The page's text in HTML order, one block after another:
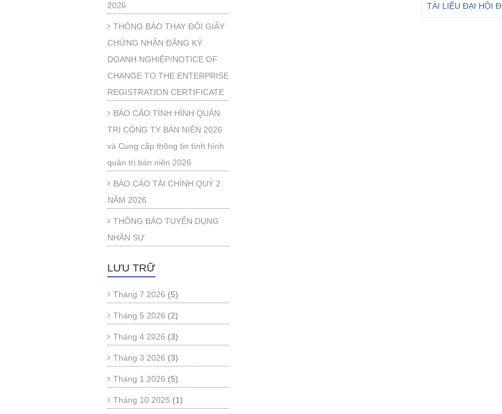
TÀI LIỆU ĐẠI HỘI
2026
THÔNG BÁO THAY ĐỔI GIẤY
CHỨNG NHẬN ĐĂNG KÝ
DOANH NGHIỆP/NOTICE OF
CHANGE TO THE ENTERPRISE
REGISTRATION CERTIFICATE
BÁO CÁO TÌNH HÌNH QUẢN
TRỊ CÔNG TY BÁN NIÊN 2026
và Cung cấp thông tin tình hình
quản trị bán niên 2026
BÁO CÁO TÀI CHÍNH QUÝ 2
NĂM 2026
THÔNG BÁO TUYỂN DỤNG
NHÂN SỰ
LƯU TRỮ
Tháng 7 2026 (5)
Tháng 5 2026 (2)
Tháng 4 2026 (3)
Tháng 3 2026 (3)
Tháng 1 2026 (5)
Tháng 10 2025 (1)